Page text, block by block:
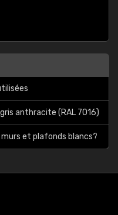
anthracite (RAL 7016)
murs et plafonds blancs?